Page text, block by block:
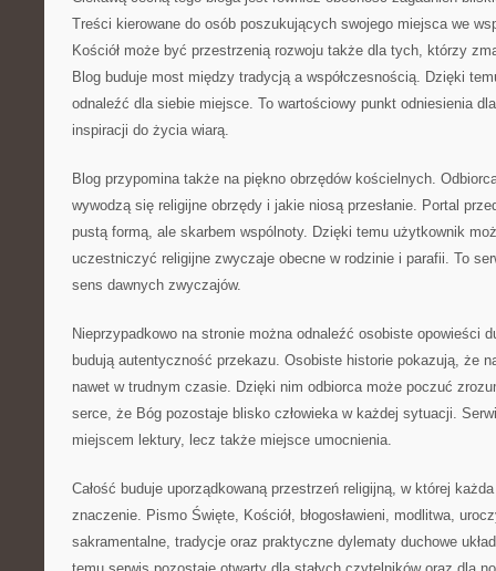
Treści kierowane do osób poszukujących swojego miejsca we
Kościół może być przestrzenią rozwoju także dla tych, którzy
Blog buduje most między tradycją a współczesnością. Dzięki
odnaleźć dla siebie miejsce. To wartościowy punkt odniesienia
inspiracji do życia wiarą.
Blog przypomina także na piękno obrzędów kościelnych.
wywodzą się religijne obrzędy i jakie niosą przesłanie. Portal
pustą formą, ale skarbem wspólnoty. Dzięki temu użytkownik
uczestniczyć religijne zwyczaje obecne w rodzinie i parafii. To
sens dawnych zwyczajów.
Nieprzypadkowo na stronie można odnaleźć osobiste opowieści
budują autentyczność przekazu. Osobiste historie pokazują, że
nawet w trudnym czasie. Dzięki nim odbiorca może poczuć
serce, że Bóg pozostaje blisko człowieka w każdej sytuacji.
miejscem lektury, lecz także miejsce umocnienia.
Całość buduje uporządkowaną przestrzeń religijną, w której
znaczenie. Pismo Święte, Kościół, błogosławieni, modlitwa,
sakramentalne, tradycje oraz praktyczne dylematy duchowe